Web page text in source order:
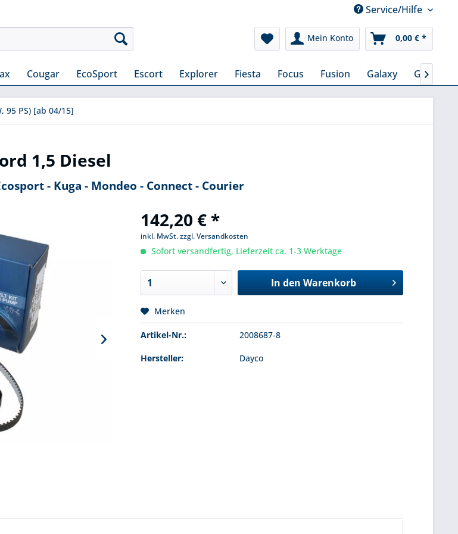
Service/Hilfe
Mein Konto 0,00 € *
Cougar EcoSport Escort Explorer Fiesta Focus Fusion Galaxy Grand C-

95 PS) [ab 04/15]
1,5 Diesel
- Kuga - Mondeo - Connect - Courier
142,20 € *
inkl. MwSt.zzgl. Versandkosten
Sofort versandfertig, Lieferzeit ca. 1-3 Werktage
In den Warenkorb
Merken
Artikel-Nr.: 2008687-8
Hersteller: Dayco